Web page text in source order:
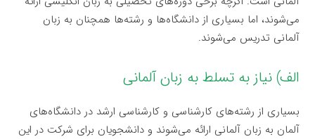
می‌شوند، اما بسیاری از دانشگاه‌ها و رشته‌ها همچنان به زبان
آلمانی تدریس می‌شوند.
الف) نیاز به تسلط به زبان آلمانی
بسیاری از رشته‌های کارشناسی و کارشناسی ارشد در دانشگاه‌های
آلمان به زبان آلمانی ارائه می‌شوند و دانشجویان برای شرکت در این